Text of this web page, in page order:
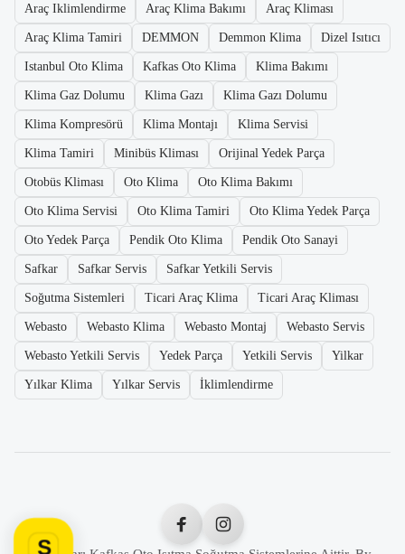
Araç Iklimlendirme Araç Klima Bakımı Araç Kliması
Araç Klima Tamiri DEMMON Demmon Klima Dizel Isıtıcı
Istanbul Oto Klima Kafkas Oto Klima Klima Bakımı
Klima Gaz Dolumu Klima Gazı Klima Gazı Dolumu
Klima Kompresörü Klima Montajı Klima Servisi
Klima Tamiri Minibüs Kliması Orijinal Yedek Parça
Otobüs Kliması Oto Klima Oto Klima Bakımı
Oto Klima Servisi Oto Klima Tamiri Oto Klima Yedek Parça
Oto Yedek Parça Pendik Oto Klima Pendik Oto Sanayi
Safkar Safkar Servis Safkar Yetkili Servis
Soğutma Sistemleri Ticari Araç Klima Ticari Araç Kliması
Webasto Webasto Klima Webasto Montaj Webasto Servis
Webasto Yetkili Servis Yedek Parça Yetkili Servis Yilkar
Yılkar Klima Yılkar Servis İklimlendirme
S